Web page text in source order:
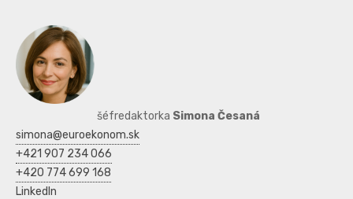
šéfredaktorka Simona Česaná
simona@euroekonom.sk
+421 907 234 066
+420 774 699 168
LinkedIn